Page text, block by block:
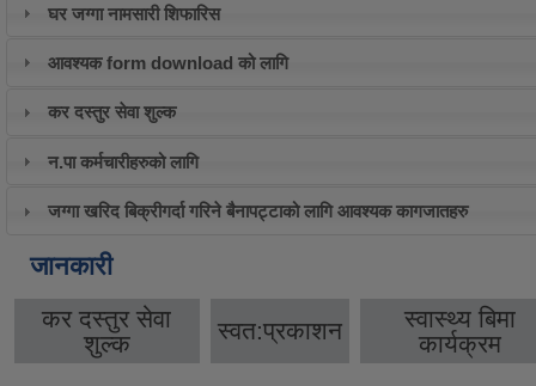
घर जग्गा नामसारी शिफारिस
आवश्यक form download को लागि
कर दस्तुर सेवा शुल्क
न.पा कर्मचारीहरुको लागि
जग्गा खरिद बिक्रीगर्दा गरिने बैनापट्टाको लागि आवश्यक कागजातहरु
जानकारी
कर दस्तुर सेवा
शुल्क
स्वत:प्रकाशन
स्वास्थ्य बिमा
कार्यक्रम